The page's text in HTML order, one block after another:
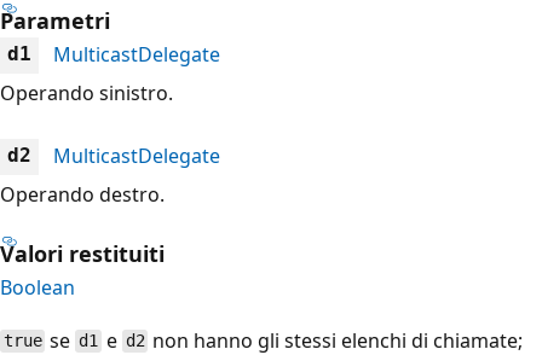
Parametri
d1
MulticastDelegate
Operando sinistro.
d2
MulticastDelegate
Operando destro.
Valori restituiti
Boolean
true se d1e d2 non hanno gli stessi elenchi di chiamate;